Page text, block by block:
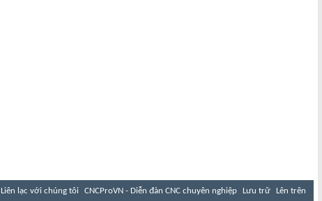
Liên lạc với chúng tôi CNCProVN - Diễn đàn CNC chuyên nghiệp Lưu trữ Lên trên